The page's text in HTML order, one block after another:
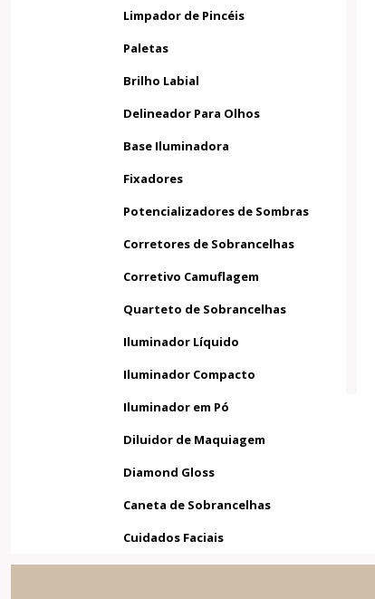
Limpador de Pincéis
Paletas
Brilho Labial
Delineador Para Olhos
Base Iluminadora
Fixadores
Potencializadores de Sombras
Corretores de Sobrancelhas
Corretivo Camuflagem
Quarteto de Sobrancelhas
Iluminador Líquido
Iluminador Compacto
Iluminador em Pó
Diluidor de Maquiagem
Diamond Gloss
Caneta de Sobrancelhas
Cuidados Faciais